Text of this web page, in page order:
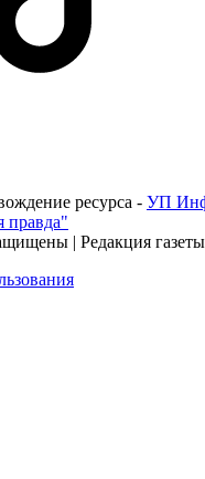
ресурса - УП
правда"
| Редакция